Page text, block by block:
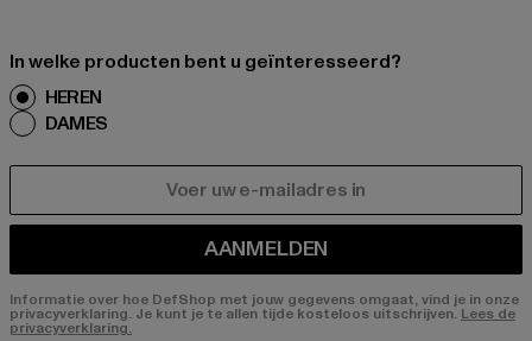
In welke producten bent u geïnteresseerd?
HEREN
DAMES
AANMELDEN
Informatie over hoe DefShop met jouw gegevens omgaat, vind je in onze
privacyverklaring. Je kunt je te allen tijde kosteloos uitschrijven. Lees de
privacyverklaring.